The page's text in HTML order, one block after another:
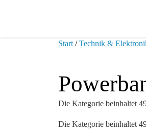
Start /Technik &
Die Kategorie beinhaltet
Die Kategorie beinhaltet